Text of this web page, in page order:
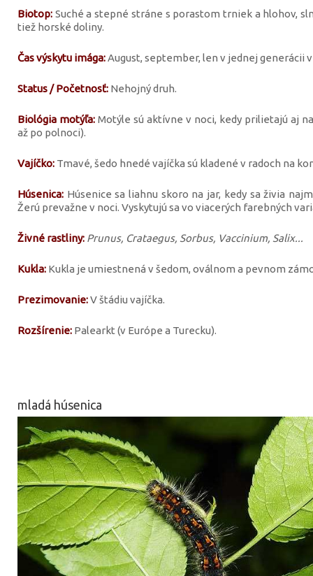
Biotop: Suché a stepné stráne s porastom trniek a hlohov,
tiež horské doliny.
Čas výskytu imága:August, september, len v jednej generácii
Status / Početnosť: Nehojný druh.
Biológia motýľa: Motýle sú aktívne v noci, kedy prilietajú aj
až po polnoci).
Vajíčko: Tmavé, šedo hnedé vajíčka sú kladené v radoch na
Húsenica: Húsenice sa liahnu skoro na jar, kedy sa živia
Žerú prevažne v noci. Vyskytujú sa vo viacerých farebných
Živné rastliny: Prunus, Crataegus, Sorbus, Vaccinium, Salix...
Kukla: Kukla je umiestnená v šedom, oválnom a pevnom
Prezimovanie:V štádiu vajíčka.
Rozšírenie: Palearkt (v Európe a Turecku).
mladá húsenica